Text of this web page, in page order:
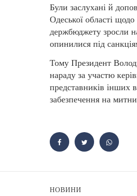
Були заслухані й
Одеської області
держбюджету зросли
опинилися під
Тому Президент
нараду за участю
представників інших
забезпечення на
НОВИНИ